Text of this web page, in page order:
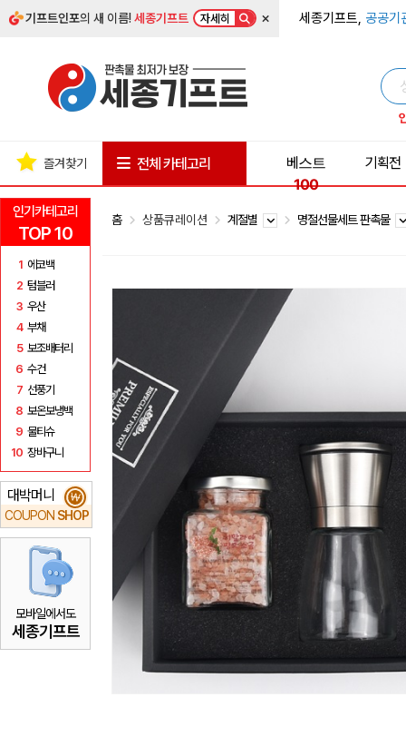
기프트인포의 새 이름!세종기프트 자세히 × 세종기프트, 공공기
인기카테고리
TOP 10
1 에코백
2 텀블러
3 우산
4 부채
5 보조배터리
6 수건
7 선풍기
8 보온보냉백
9 물티슈
10 장바구니
대박머니
COUPON SHOP
₩
모바일에서도
세종기프트
즐겨찾기 전체 카테고리
베스트
100
기획전
홈 상품큐레이션 계절별 명절선물세트 판촉물